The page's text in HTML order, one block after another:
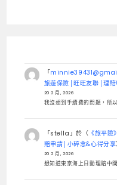
「
旅遊保險│旺旺友聯│理
20 2 月, 2026
我沒想到手續費的問題，所
「stella」於〈 《旅平
賠申請│小碎念&心得分享
20 2 月, 2026
想知道東京海上日動理賠中